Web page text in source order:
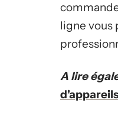
ligne vous
A lire